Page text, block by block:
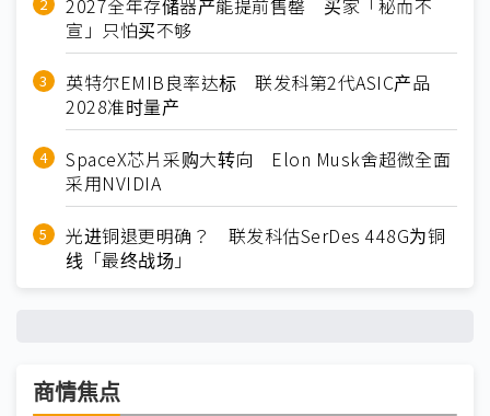
2027全年存储器产能提前售罄 买家「秘而不
宣」只怕买不够
英特尔EMIB良率达标 联发科第2代ASIC产品
2028准时量产
SpaceX芯片采购大转向 Elon Musk舍超微全面
采用NVIDIA
光进铜退更明确？ 联发科估SerDes 448G为铜
线「最终战场」
商情焦点